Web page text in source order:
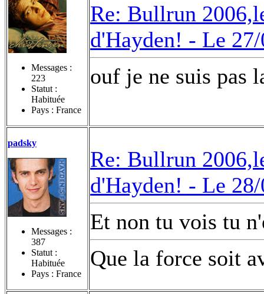
Messages :
223
Statut :
Habituée
Pays : France
Re: Bullrun
d'Hayden! - Le
ouf je ne suis pas
padsky
Messages :
387
Statut :
Habituée
Pays : France
Re: Bullrun
d'Hayden! - Le
Et non tu vois tu
Que la force soit